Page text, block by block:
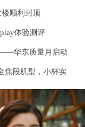
顺利封顶
体验测评
华东质量月启动
焦段机型，小杯实